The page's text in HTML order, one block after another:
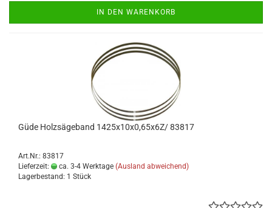
IN DEN WARENKORB
Güde Holzsägeband 1425x10x0,65x6Z/ 83817
Art.Nr.: 83817
Lieferzeit:
ca. 3-4 Werktage (Ausland abweichend)
Lagerbestand: 1 Stück